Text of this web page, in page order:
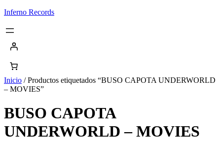
Saltar
contenido
Inferno Records
Inicio / Productos etiquetados “BUSO CAPOTA UNDERWORLD
– MOVIES”
BUSO CAPOTA
UNDERWORLD – MOVIES